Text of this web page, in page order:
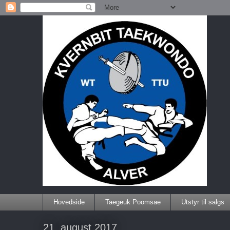
Hovedside Taegeuk Poomsae Utstyr til salgs
21. august 2017